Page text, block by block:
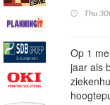
Thu
Op 1
jaar als